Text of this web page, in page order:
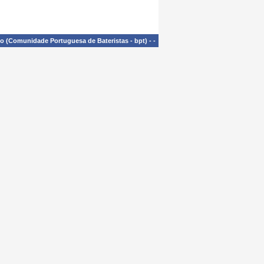
(Comunidade Portuguesa de Bateristas - bpt) - -